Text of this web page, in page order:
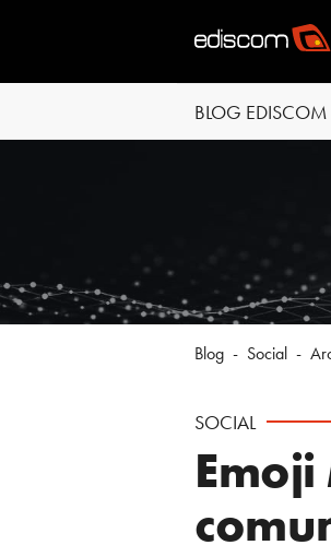
BLOG EDISCOM
Blog - Social -
SOCIAL